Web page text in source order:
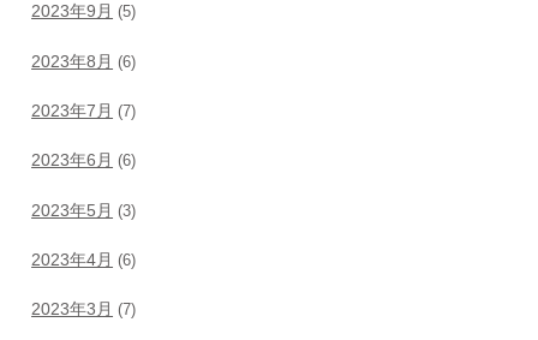
2023年9月 (5)
2023年8月 (6)
2023年7月 (7)
2023年6月 (6)
2023年5月 (3)
2023年4月 (6)
2023年3月 (7)